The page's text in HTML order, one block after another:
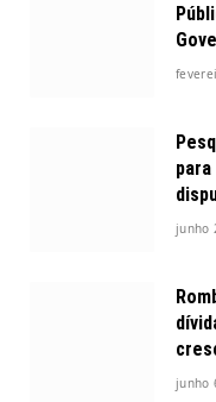
2025
junho
junho